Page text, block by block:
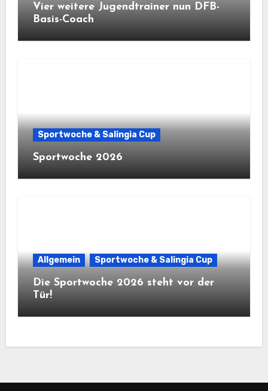
Vier weitere Jugendtrainer nun DFB-
Basis-Coach
Sportwoche & Salingia Cup
Sportwoche 2026
Allgemein Sportwoche & Salingia Cup
Die Sportwoche 2026 steht vor der
Tür!